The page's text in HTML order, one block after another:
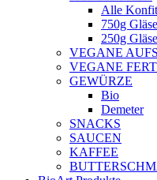
Alle
750g
250g
VEGANE
VEGANE
GEWÜRZE
Bio
Demeter
SNACKS
SAUCEN
KAFFEE